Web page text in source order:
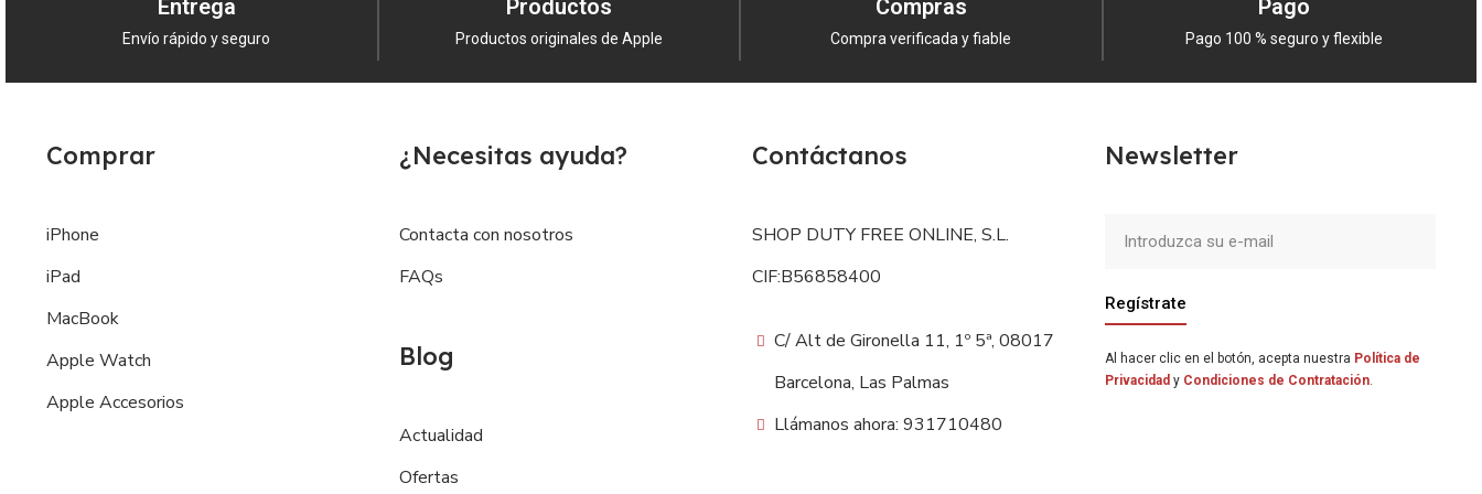
Entrega
Envío rápido y seguro
Productos
Productos originales de Apple
Compras
Compra verificada y fiable
Pago
Pago 100 % seguro y flexible
Comprar
iPhone
iPad
MacBook
Apple Watch
Apple Accesorios
¿Necesitas ayuda?
Contacta con nosotros
FAQs
Blog
Actualidad
Ofertas
Contáctanos
SHOP DUTY FREE ONLINE, S.L.
CIF:B56858400
C/ Alt de Gironella 11, 1º 5ª, 08017
Barcelona, Las Palmas
Llámanos ahora: 931710480
Newsletter
Regístrate
Al hacer clic en el botón, acepta nuestra Política de
Privacidad y Condiciones de Contratación.